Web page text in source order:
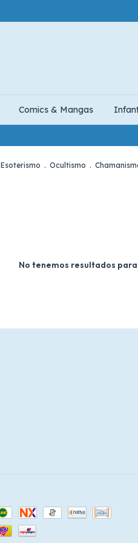
Comics & Mangas
Esoterismo . Ocultismo .
No tenemos resultados